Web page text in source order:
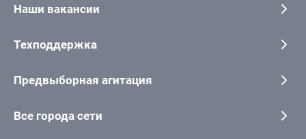
Наши вакансии
Техподдержка
Предвыборная агитация
Все города сети